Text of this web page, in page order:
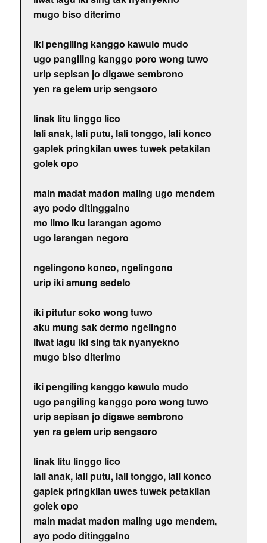
mugo biso diterimo
iki pengiling kanggo kawulo mudo
ugo pangiling kanggo poro wong tuwo
urip sepisan jo digawe sembrono
yen ra gelem urip sengsoro
linak litu linggo lico
lali anak, lali putu, lali tonggo, lali konco
gaplek pringkilan uwes tuwek petakilan
golek opo
main madat madon maling ugo mendem
ayo podo ditinggalno
mo limo iku larangan agomo
ugo larangan negoro
ngelingono konco, ngelingono
urip iki amung sedelo
iki pitutur soko wong tuwo
aku mung sak dermo ngelingno
liwat lagu iki sing tak nyanyekno
mugo biso diterimo
iki pengiling kanggo kawulo mudo
ugo pangiling kanggo poro wong tuwo
urip sepisan jo digawe sembrono
yen ra gelem urip sengsoro
linak litu linggo lico
lali anak, lali putu, lali tonggo, lali konco
gaplek pringkilan uwes tuwek petakilan
golek opo
main madat madon maling ugo mendem,
ayo podo ditinggalno